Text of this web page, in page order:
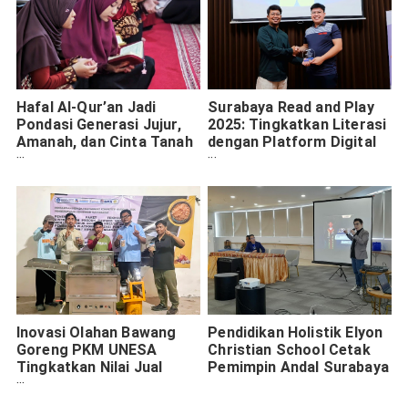
Hafal Al-Qur’an Jadi
Pondasi Generasi Jujur,
Amanah, dan Cinta Tanah
Air
Surabaya Read and Play
2025: Tingkatkan Literasi
dengan Platform Digital
dan Boardgame Edukatif
Inovasi Olahan Bawang
Goreng PKM UNESA
Tingkatkan Nilai Jual
Petani Nganjuk
Pendidikan Holistik Elyon
Christian School Cetak
Pemimpin Andal Surabaya